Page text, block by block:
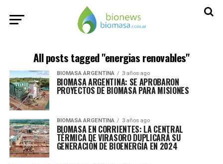
All posts tagged "energias renovables"
BIOMASA ARGENTINA 3 años ago
BIOMASA ARGENTINA: SE APROBARON
PROYECTOS DE BIOMASA PARA MISIONES
BIOMASA ARGENTINA 3 años ago
BIOMASA EN CORRIENTES: LA CENTRAL
TÉRMICA DE VIRASORO DUPLICARÁ SU
GENERACIÓN DE BIOENERGÍA EN 2024